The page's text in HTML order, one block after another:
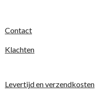
n
Contact
Klachten
Levertijd en verzendkosten